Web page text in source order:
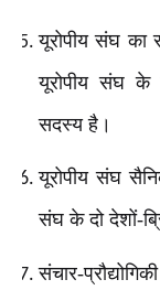
यूरोपीय संघ का
यूरोपीय संघ के
सदस्य है।
यूरोपीय संघ
संघ के दो देशों-
संचार-